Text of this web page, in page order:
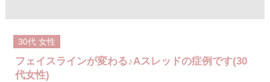
30代 女性
フェイスラインが変わる♪Aスレッドの症例です(30
代女性)